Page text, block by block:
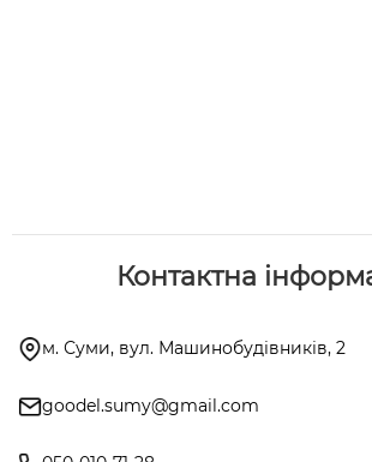
Контактна
м. Суми, вул. Машинобудівників, 2
goodel.sumy@gmail.com